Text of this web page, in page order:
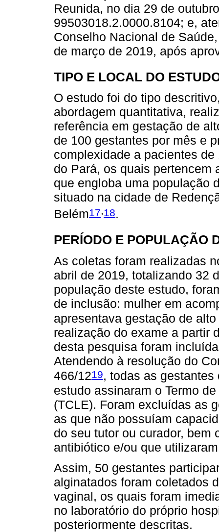
Reunida, no dia 29 de
99503018.2.0000.8104; e,
Conselho Nacional de
de março de 2019, após
TIPO E LOCAL DO
O estudo foi do tipo
abordagem quantitativa,
referência em gestação de
de 100 gestantes por mês e
complexidade a pacientes
do Pará, os quais pertencem
que engloba uma população
situado na cidade de
Belém17,18.
PERÍODO E POPULAÇÃO
As coletas foram realizadas
abril de 2019, totalizando 32
população deste estudo,
de inclusão: mulher em
apresentava gestação de
realização do exame a partir
desta pesquisa foram
Atendendo à resolução do
466/1219, todas as
estudo assinaram o Termo
(TCLE). Foram excluídas as
as que não possuíam
do seu tutor ou curador, bem
antibiótico e/ou que
Assim, 50 gestantes
alginatados foram coletados
vaginal, os quais foram
no laboratório do próprio
posteriormente descritas.